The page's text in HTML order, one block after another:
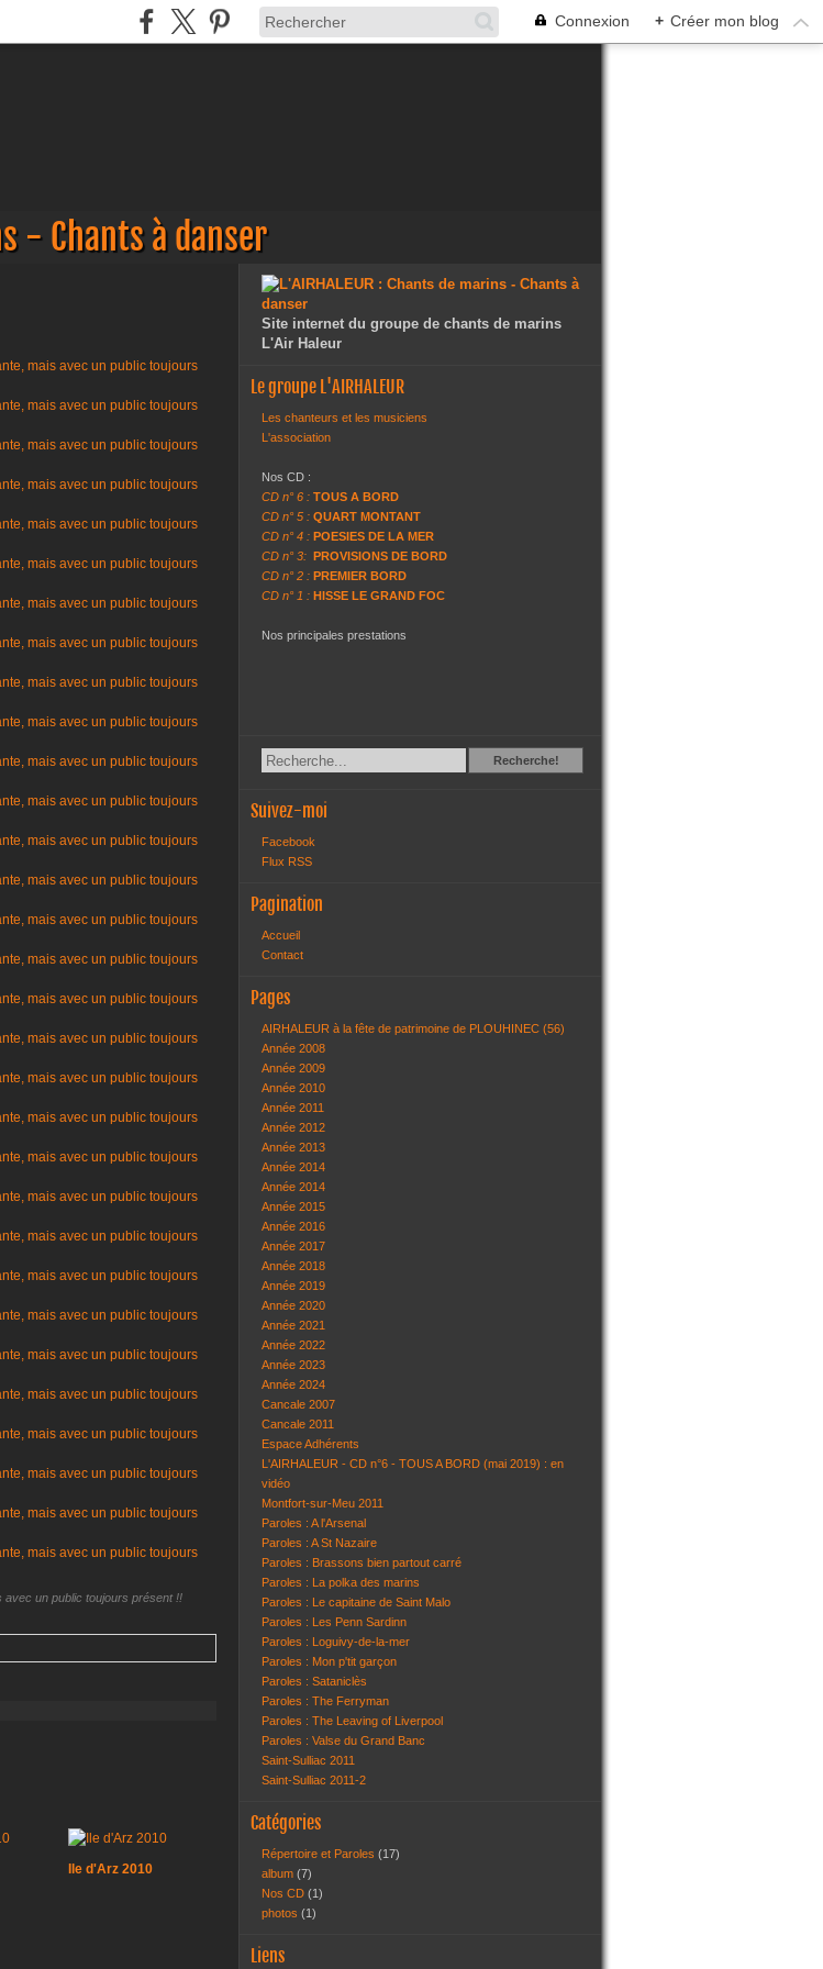
Connexion + Créer mon blog
- Chants à danser
avec un public toujours présent !!
Ile d'Arz 2010
Site internet du groupe de chants de marins
L'Air Haleur
Le groupe L'AIRHALEUR
Les chanteurs et les musiciens
L'association
Nos CD :
CD n° 6 : TOUS A BORD
CD n° 5 : QUART MONTANT
CD n° 4 : POESIES DE LA MER
CD n° 3: PROVISIONS DE BORD
CD n° 2 : PREMIER BORD
CD n° 1 : HISSE LE GRAND FOC
Nos principales prestations
RechercheRecherche!
Suivez-moi
Facebook
Flux RSS
Pagination
Accueil
Contact
Pages
AIRHALEUR à la fête de patrimoine de PLOUHINEC (56)
Année 2008
Année 2009
Année 2010
Année 2011
Année 2012
Année 2013
Année 2014
Année 2014
Année 2015
Année 2016
Année 2017
Année 2018
Année 2019
Année 2020
Année 2021
Année 2022
Année 2023
Année 2024
Cancale 2007
Cancale 2011
Espace Adhérents
L'AIRHALEUR - CD n°6 - TOUS A BORD (mai 2019) : en
vidéo
Montfort-sur-Meu 2011
Paroles : A l'Arsenal
Paroles : A St Nazaire
Paroles : Brassons bien partout carré
Paroles : La polka des marins
Paroles : Le capitaine de Saint Malo
Paroles : Les Penn Sardinn
Paroles : Loguivy-de-la-mer
Paroles : Mon p'tit garçon
Paroles : Sataniclès
Paroles : The Ferryman
Paroles : The Leaving of Liverpool
Paroles : Valse du Grand Banc
Saint-Sulliac 2011
Saint-Sulliac 2011-2
Catégories
Répertoire et Paroles (17)
album (7)
Nos CD (1)
photos (1)
Liens